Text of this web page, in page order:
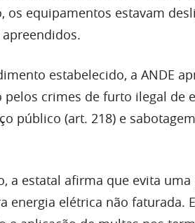
os equipamentos estavam
estabelecido, a ANDE
crimes de furto ilegal de
público (art. 218) e
a estatal afirma que evita
energia elétrica não faturada.